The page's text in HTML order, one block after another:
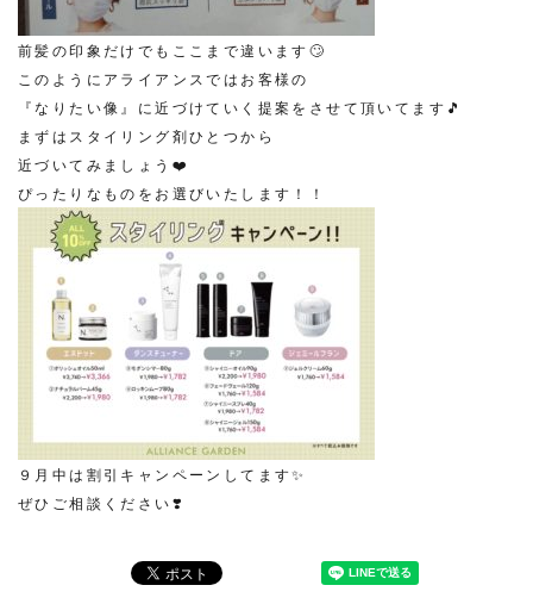
前髪の印象だけでもここまで違います🙄
このようにアライアンスではお客様の
『なりたい像』に近づけていく提案をさせて頂いてます🎵
まずはスタイリング剤ひとつから
近づいてみましょう❤️
ぴったりなものをお選びいたします！！
９月中は割引キャンペーンしてます✨
ぜひご相談ください❣️